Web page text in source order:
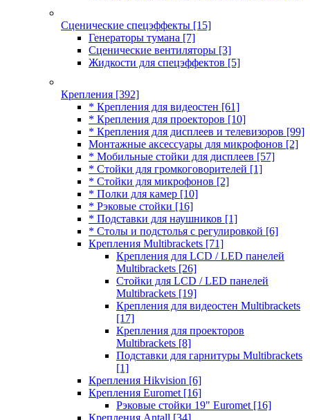
Сценические спецэффекты [15]
Генераторы тумана [7]
Сценические вентиляторы [3]
Жидкости для спецэффектов [5]
Крепления [392]
* Крепления для видеостен [61]
* Крепления для проекторов [10]
* Крепления для дисплеев и телевизоров [99]
Монтажные аксессуары для микрофонов [2]
* Мобильные стойки для дисплеев [57]
* Стойки для громкоговорителей [1]
* Стойки для микрофонов [2]
* Полки для камер [10]
* Рэковые стойки [16]
* Подставки для наушников [1]
* Столы и подстолья с регулировкой [6]
Крепления Multibrackets [71]
Крепления для LCD / LED панелей
Multibrackets [26]
Стойки для LCD / LED панелей
Multibrackets [19]
Крепления для видеостен Multibrackets
[17]
Крепления для проекторов
Multibrackets [8]
Подставки для гарнитуры Multibrackets
[1]
Крепления Hikvision [6]
Крепления Euromet [16]
Рэковые стойки 19" Euromet [16]
Крепления Antall [34]